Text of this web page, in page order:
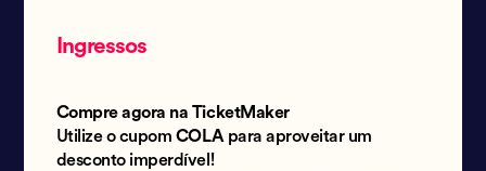
Ingressos
Compre agora na TicketMaker
Utilize o cupom COLApara aproveitar um
desconto imperdível!